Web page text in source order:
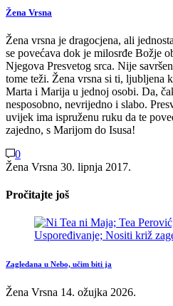
Žena Vrsna
Žena vrsna je dragocjena, ali
se povećava dok je milosrđe Božje
Njegova Presvetog srca. Nije
tome teži. Žena vrsna si ti, ljubljena
Marta i Marija u jednoj osobi. Da,
nesposobno, nevrijedno i slabo.
uvijek ima ispruženu ruku da te
zajedno, s Marijom do Isusa!
0
Žena Vrsna 30. lipnja 2017.
Pročitajte još
Zagledana u Nebo, učim biti ja
Žena Vrsna 14. ožujka 2026.